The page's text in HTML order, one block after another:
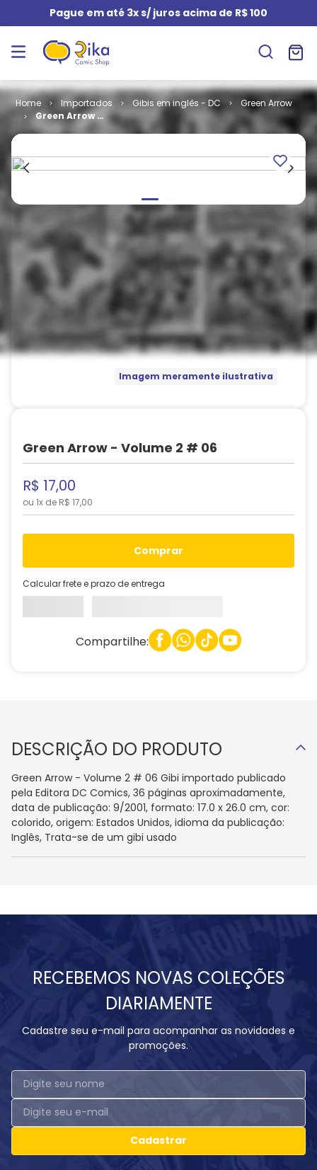
Pague em até 3x s/ juros acima de R$ 100
Importados Gibis em inglês - DC
Green Arrow
Green Arrow -
Volume 2 # 06
Imagem meramente ilustrativa
Green Arrow - Volume 2 # 06
R$ 17,00
ou 1x de R$ 17,00
comprar
Calcular frete e prazo de entrega
Compartilhe:
DESCRIÇÃO DO PRODUTO
Green Arrow - Volume 2 # 06 Gibi importado publicado
pela Editora DC Comics, 36 páginas aproximadamente,
data de publicação: 9/2001, formato: 17.0 x 26.0 cm, cor:
colorido, origem: Estados Unidos, idioma da publicação:
Inglês, Trata-se de um gibi usado
RECEBEMOS NOVAS COLEÇÕES
DIARIAMENTE
Cadastre seu e-mail para acompanhar as novidades e
promoções.
Cadastrar